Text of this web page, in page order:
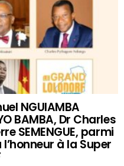
NGUIAMBA
BAMBA, Dr Charles
SEMENGUE, parmi
à la Super